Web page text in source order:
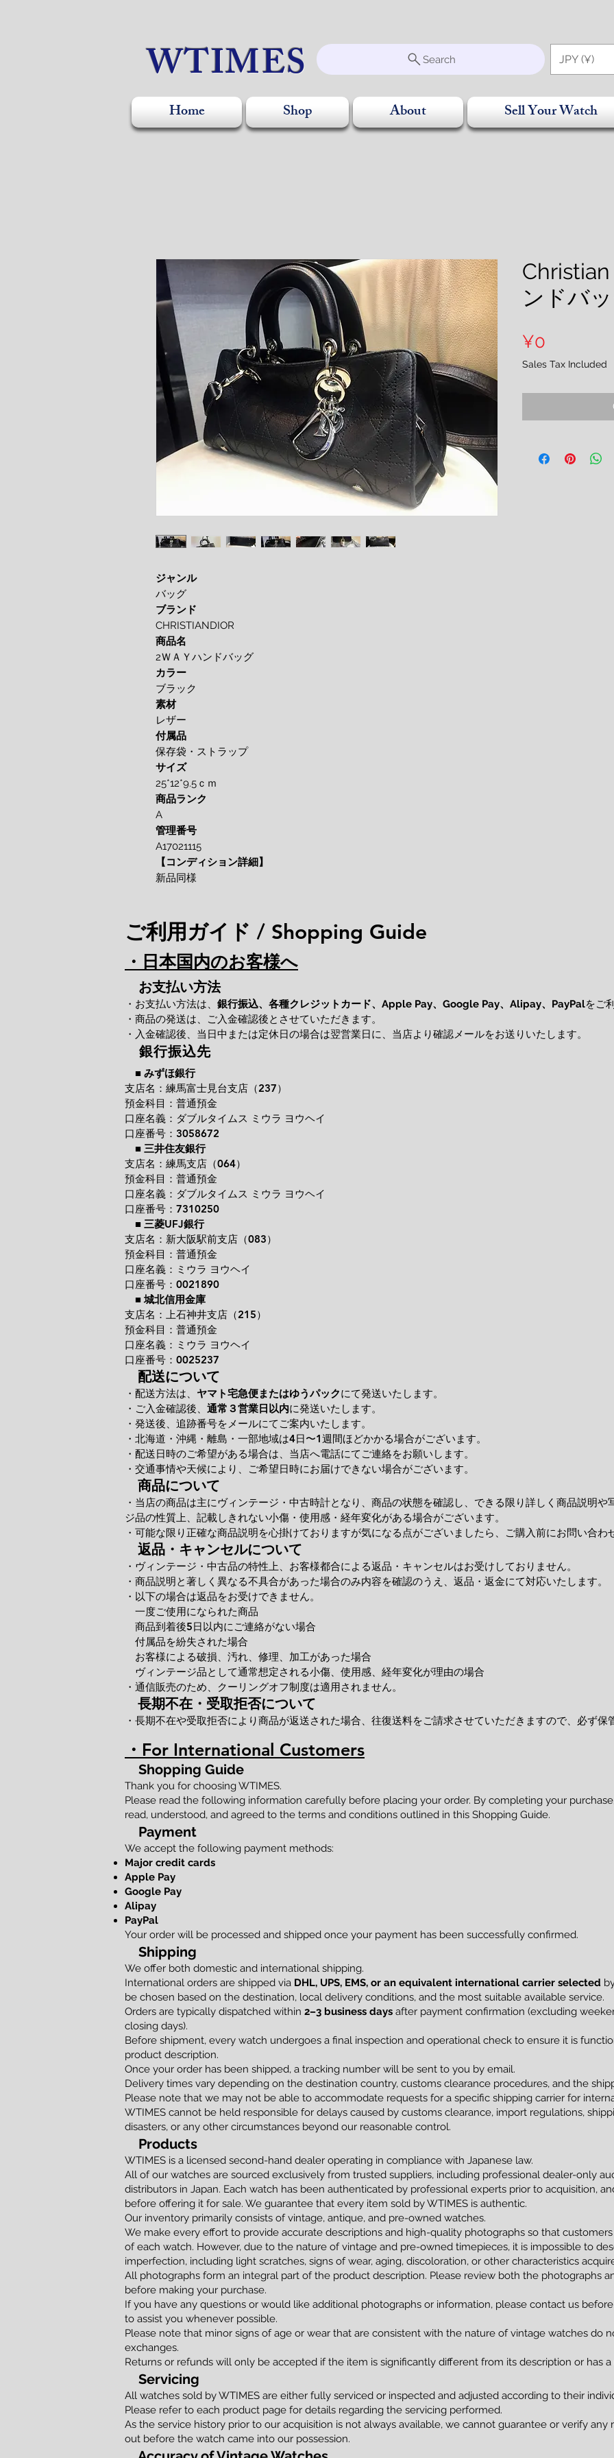
WTIMES Search JPY (¥)
Home Shop About Sell Your Watch
ジャンル
バッグ
ブランド
CHRISTIANDIOR
商品名
2ＷＡＹハンドバッグ
カラー
ブラック
素材
レザー
付属品
保存袋・ストラップ
サイズ
25*12*9.5ｃｍ
商品ランク
A
管理番号
A17021115
【コンディション詳細】
新品同様
ンドバ
¥0
Sales Tax Included
ご利用ガイド / Shopping Guide
・日本国内のお客様へ
お支払い方法
・お支払い方法は、 銀行振込、各種クレジットカード、 Apple Pay、Google Pay、Alipay、PayPalをご
・商品の発送は、ご入金確認後とさせていただきます。
・入金確認後、当日中または定休日の場合は翌営業日に、当店より確認メールをお送りいたします。
銀行振込先
■ みずほ銀行
支店名：練馬富士見台支店（237）
預金科目：普通預金
口座名義：ダブルタイムス ミウラ ヨウヘイ
口座番号：3058672
■ 三井住友銀行
支店名：練馬支店（064）
預金科目：普通預金
口座名義：ダブルタイムス ミウラ ヨウヘイ
口座番号：7310250
■ 三菱UFJ銀行
支店名：新大阪駅前支店（083）
預金科目：普通預金
口座名義：ミウラ ヨウヘイ
口座番号：0021890
■ 城北信用金庫
支店名：上石神井支店（215）
預金科目：普通預金
口座名義：ミウラ ヨウヘイ
口座番号：0025237
配送について
・配送方法は、 ヤマト宅急便またはゆうパックにて発送いたします。
・ご入金確認後、 通常３営業日以内に発送いたします。
・発送後、追跡番号をメールにてご案内いたします。
・北海道・沖縄・離島・一部地域は4日〜1週間ほどかかる場合がございます。
・配送日時のご希望がある場合は、当店へ電話にてご連絡をお願いします。
・交通事情や天候により、ご希望日時にお届けできない場合がございます。
商品について
・当店の商品は主にヴィンテージ・中古時計となり、商品の状態を確認し、できる限り詳しく商品説明
ジ品の性質上、記載しきれない小傷・使用感・経年変化がある場合がございます。
・可能な限り正確な商品説明を心掛けておりますが気になる点がございましたら、ご購入前にお問い合わ
返品・キャンセルについて
・ヴィンテージ・中古品の特性上、お客様都合による返品・キャンセルはお受けしておりません。
・商品説明と著しく異なる不具合があった場合のみ内容を確認のうえ、返品・返金にて対応いたします。
・以下の場合は返品をお受けできません。
一度ご使用になられた商品
商品到着後5日以内にご連絡がない場合
付属品を紛失された場合
お客様による破損、汚れ、修理、加工があった場合
ヴィンテージ品として通常想定される小傷、使用感、経年変化が理由の場合
・通信販売のため、クーリングオフ制度は適用されません。
長期不在・受取拒否について
・長期不在や受取拒否により商品が返送された場合、往復送料をご請求させていただきますので、必ず保
・For International Customers
Shopping Guide
Thank you for choosing WTIMES.
Please read the following information carefully before placing your order. By completing your
read, understood, and agreed to the terms and conditions outlined in this Shopping Guide.
Payment
We accept the following payment methods:
Major credit cards
Apple Pay
Google Pay
Alipay
PayPal
Your order will be processed and shipped once your payment has been successfully confirmed.
Shipping
We offer both domestic and international shipping.
International orders are shipped via DHL, UPS, EMS, or an equivalent international carrier selected
be chosen based on the destination, local delivery conditions, and the most suitable available service.
Orders are typically dispatched within 2–3 business days after payment confirmation (excluding
closing days).
Before shipment, every watch undergoes a final inspection and operational check to ensure it is
product description.
Once your order has been shipped, a tracking number will be sent to you by email.
Delivery times vary depending on the destination country, customs clearance procedures, and the
Please note that we may not be able to accommodate requests for a specific shipping carrier for
WTIMES cannot be held responsible for delays caused by customs clearance, import regulations,
disasters, or any other circumstances beyond our reasonable control.
Products
WTIMES is a licensed second-hand dealer operating in compliance with Japanese law.
All of our watches are sourced exclusively from trusted suppliers, including professional dealer-only
distributors in Japan. Each watch has been authenticated by professional experts prior to acquisition,
before offering it for sale. We guarantee that every item sold by WTIMES is authentic.
Our inventory primarily consists of vintage, antique, and pre-owned watches.
We make every effort to provide accurate descriptions and high-quality photographs so that
of each watch. However, due to the nature of vintage and pre-owned timepieces, it is impossible to
imperfection, including light scratches, signs of wear, aging, discoloration, or other characteristics
All photographs form an integral part of the product description. Please review both the photographs
before making your purchase.
If you have any questions or would like additional photographs or information, please contact us
to assist you whenever possible.
Please note that minor signs of age or wear that are consistent with the nature of vintage watches do
exchanges.
Returns or refunds will only be accepted if the item is significantly different from its description or has
Servicing
All watches sold by WTIMES are either fully serviced or inspected and adjusted according to their
Please refer to each product page for details regarding the servicing performed.
As the service history prior to our acquisition is not always available, we cannot guarantee or verify any
out before the watch came into our possession.